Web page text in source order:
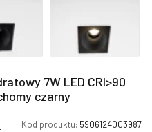
7W LED CRI>90
czarny
Kod produktu: 5906124003987